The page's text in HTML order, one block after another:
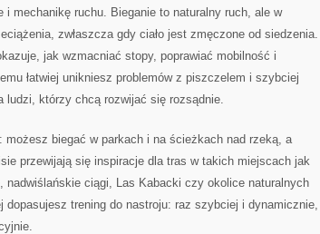
i mechanikę ruchu. Bieganie to naturalny ruch, ale w
zwłaszcza gdy ciało jest zmęczone od siedzenia.
jak wzmacniać stopy, poprawiać mobilność i
łatwiej unikniesz problemów z piszczelem i szybciej
ludzi, którzy chcą rozwijać się rozsądnie.
możesz biegać w parkach i na ścieżkach nad rzeką, a
przewijają się inspiracje dla tras w takich miejscach jak
nadwiślańskie ciągi, Las Kabacki czy okolice naturalnych
dopasujesz trening do nastroju: raz szybciej i dynamicznie,